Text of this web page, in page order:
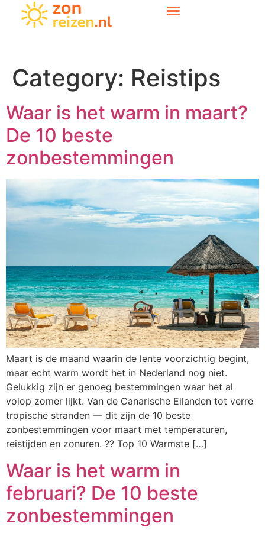
Category: Reistips
Waar is het warm in maart?
De 10 beste
zonbestemmingen
Maart is de maand waarin de lente voorzichtig begint,
maar echt warm wordt het in Nederland nog niet.
Gelukkig zijn er genoeg bestemmingen waar het al
volop zomer lijkt. Van de Canarische Eilanden tot verre
tropische stranden — dit zijn de 10 beste
zonbestemmingen voor maart met temperaturen,
reistijden en zonuren. ?? Top 10 Warmste […]
Waar is het warm in
februari? De 10 beste
zonbestemmingen